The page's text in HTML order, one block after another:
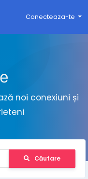
Conecteaza-te
noi conexiuni și
Căutare